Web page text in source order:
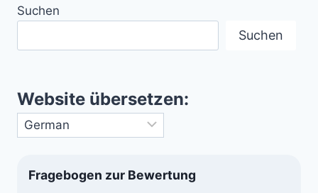
Suchen
Suchen
Website übersetzen:
Fragebogen zur Bewertung